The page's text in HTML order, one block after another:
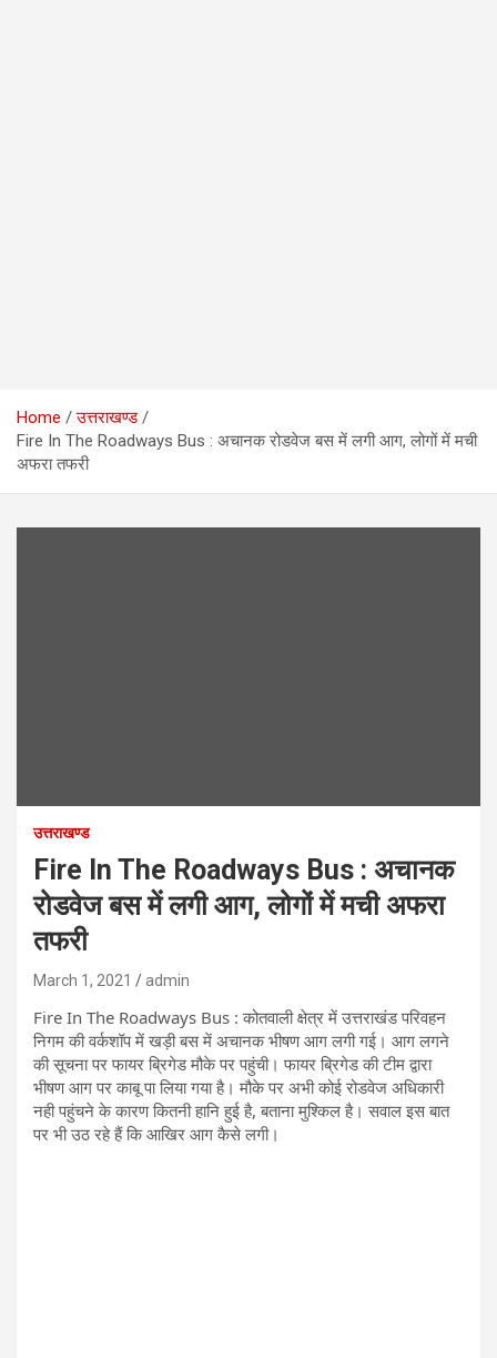
Home
उत्तराखण्ड
Fire In The Roadways Bus : अचानक रोडवेज बस में लगी आग, लोगों में मची
अफरा तफरी
उत्तराखण्ड
Fire In The Roadways Bus : अचानक
रोडवेज बस में लगी आग, लोगों में मची अफरा
तफरी
March 1, 2021 admin
Fire In The Roadways Bus : कोतवाली क्षेत्र में उत्तराखंड परिवहन
निगम की वर्कशॉप में खड़ी बस में अचानक भीषण आग लगी गई। आग लगने
की सूचना पर फायर ब्रिगेड मौके पर पहुंची। फायर ब्रिगेड की टीम द्वारा
भीषण आग पर काबू पा लिया गया है। मौके पर अभी कोई रोडवेज अधिकारी
नही पहुंचने के कारण कितनी हानि हुई है, बताना मुश्किल है। सवाल इस बात
पर भी उठ रहे हैं कि आखिर आग कैसे लगी।